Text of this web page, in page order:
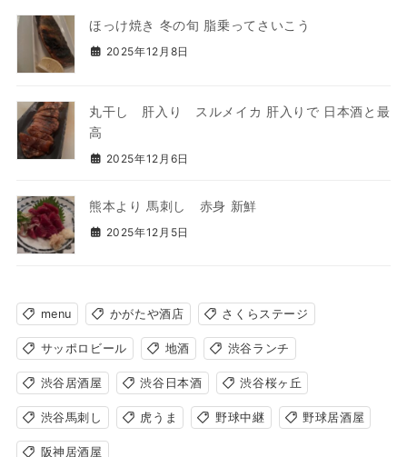
ほっけ焼き 冬の旬 脂乗ってさいこう
2025年12月8日
丸干し 肝入り スルメイカ 肝入りで 日本酒と最
高
2025年12月6日
熊本より 馬刺し 赤身 新鮮
2025年12月5日
menu かがたや酒店 さくらステージ
サッポロビール 地酒 渋谷ランチ
渋谷居酒屋 渋谷日本酒 渋谷桜ヶ丘
渋谷馬刺し 虎うま 野球中継 野球居酒屋
阪神居酒屋